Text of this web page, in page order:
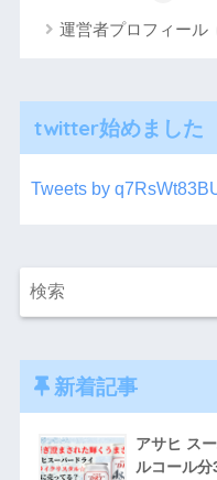
運営者プロフィール
twitter始めました
Tweets by
新着記事
アサヒ ス
ルコール